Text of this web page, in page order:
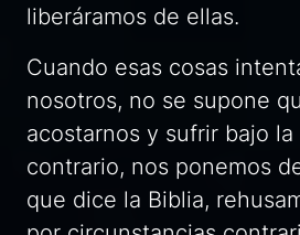
liberáramos de ellas.
Cuando esas cosas
nosotros, no se supone
acostarnos y sufrir bajo la
contrario, nos ponemos
que dice la Biblia,